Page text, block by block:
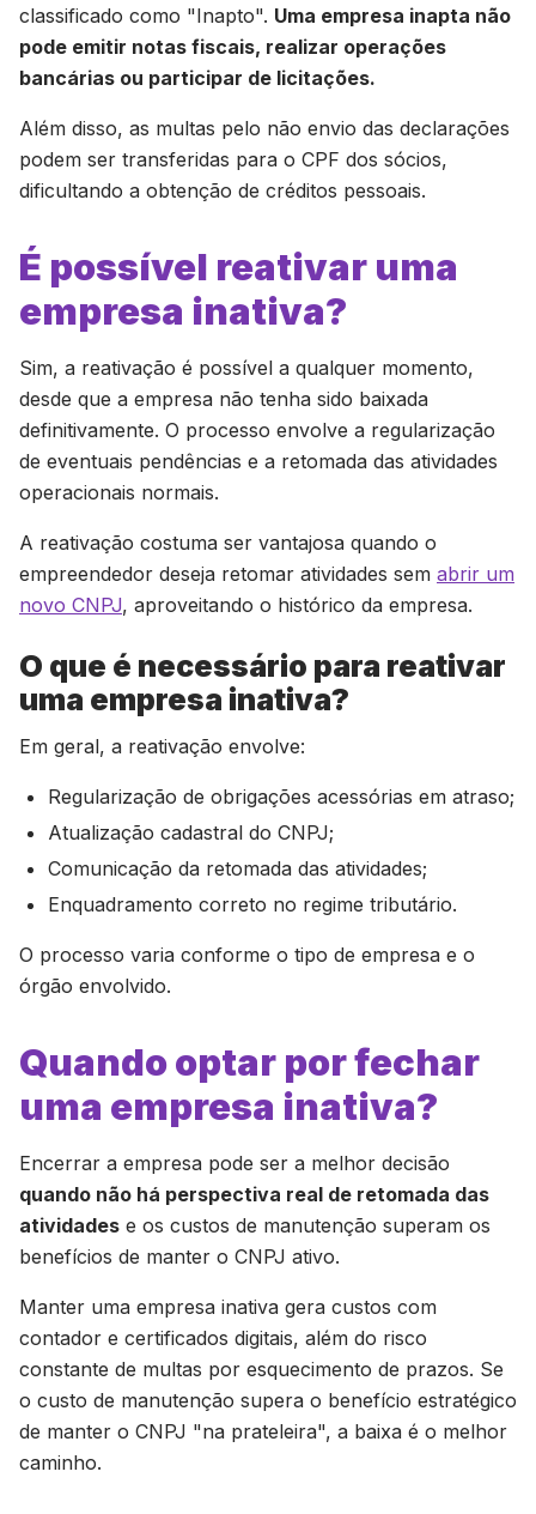
classificado como "Inapto". Uma empresa inapta não
pode emitir notas fiscais, realizar operações
bancárias ou participar de licitações.
Além disso, as multas pelo não envio das declarações
podem ser transferidas para o CPF dos sócios,
dificultando a obtenção de créditos pessoais.
É possível reativar uma
empresa inativa?
Sim, a reativação é possível a qualquer momento,
desde que a empresa não tenha sido baixada
definitivamente. O processo envolve a regularização
de eventuais pendências e a retomada das atividades
operacionais normais.
A reativação costuma ser vantajosa quando o
empreendedor deseja retomar atividades sem abrir um
novo CNPJ, aproveitando o histórico da empresa.
O que é necessário para reativar
uma empresa inativa?
Em geral, a reativação envolve:
Regularização de obrigações acessórias em atraso;
Atualização cadastral do CNPJ;
Comunicação da retomada das atividades;
Enquadramento correto no regime tributário.
O processo varia conforme o tipo de empresa e o
órgão envolvido.
Quando optar por fechar
uma empresa inativa?
Encerrar a empresa pode ser a melhor decisão
quando não há perspectiva real de retomada das
atividades e os custos de manutenção superam os
benefícios de manter o CNPJ ativo.
Manter uma empresa inativa gera custos com
contador e certificados digitais, além do risco
constante de multas por esquecimento de prazos. Se
o custo de manutenção supera o benefício estratégico
de manter o CNPJ "na prateleira", a baixa é o melhor
caminho.